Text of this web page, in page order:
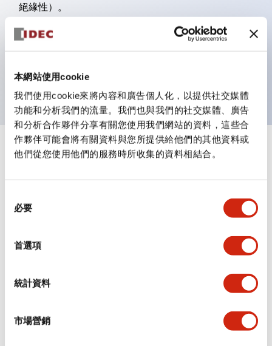
本網站使用cookie
我們使用cookie來將內容和廣告個人化，以提供社交媒體
功能和分析我們的流量。我們也與我們的社交媒體、廣告
和分析合作夥伴分享有關您使用我們網站的資料，這些合
作夥伴可能會將有關資料與您所提供給他們的其他資料或
他們從您使用他們的服務時所收集的資料相結合。
必要
首選項
統計資料
市場營銷
絕緣性）。
面板深度39.9mm（※11段接點塊）、59.9mm（※22段
接點塊）。可實現省空間設計。
防護結構
規格
審美規範
環境規範
功能規格
機械規格